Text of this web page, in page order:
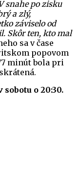
snahe po zisku
a zlý,
záviselo od
Skôr ten, kto mal
sa v čase
popovom
minút bola pri
o 20:30.